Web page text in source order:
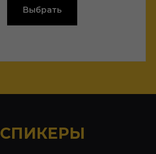
Выбрать
СПИКЕРЫ